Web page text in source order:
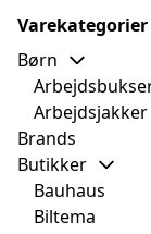
Varekategorier
Børn
Arbejdsjakker
Brands
Butikker
Bauhaus
Biltema